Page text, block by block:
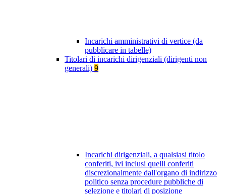
Incarichi amministrativi di vertice (da
pubblicare in tabelle)
Titolari di incarichi dirigenziali (dirigenti non
generali) 9
Incarichi dirigenziali, a qualsiasi titolo
conferiti, ivi inclusi quelli conferiti
discrezionalmente dall'organo di indirizzo
politico senza procedure pubbliche di
selezione e titolari di posizione